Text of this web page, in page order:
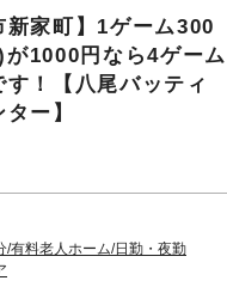
新家町】1ゲーム300
が1000円なら4ゲーム
す！【八尾バッティ
ー】
/有料老人ホーム/日勤・夜勤